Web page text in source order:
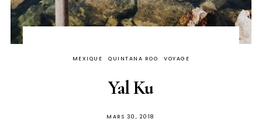
MEXIQUE QUINTANA ROO VOYAGE
Yal Ku
PUBLIÉ
MARS 30, 2018